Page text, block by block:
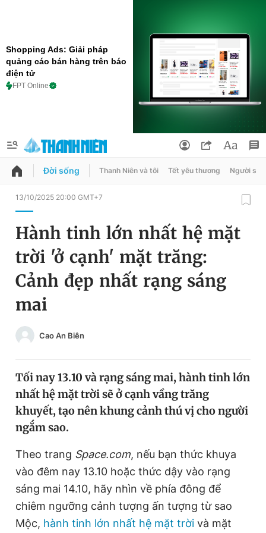
Shopping Ads: Giải pháp
quảng cáo bán hàng trên báo
điện tử
FPT Online
QUẢNG CÁO ĐẶT BÁO
Chuyên mục
Chuyên mục khác
Chào ngày mới
Tin thị trường
Video Magazine
Sản phẩm khác
Tiện ích Bạn cần biết
Thông tin tòa soạn Liên hệ quảng cáo
Đổi mật khẩu
Tin đã lưu
Tin đã xem
Đời sống Thanh Niên và tôi Tết yêu thương Người
13/10/2025 20:00 GMT+7
Hành tinh lớn nhất hệ mặt
trời 'ở cạnh' mặt trăng:
Cảnh đẹp nhất rạng sáng
mai
Cao An Biên
Tối nay 13.10 và rạng sáng mai, hành tinh lớn
nhất hệ mặt trời sẽ ở cạnh vầng trăng
khuyết, tạo nên khung cảnh thú vị cho người
ngắm sao.
Theo trang Space.com, nếu bạn thức khuya
vào đêm nay 13.10 hoặc thức dậy vào rạng
sáng mai 14.10, hãy nhìn về phía đông để
chiêm ngưỡng cảnh tượng ấn tượng từ sao
Mộc, hành tinh lớn nhất hệ mặt trời và mặt